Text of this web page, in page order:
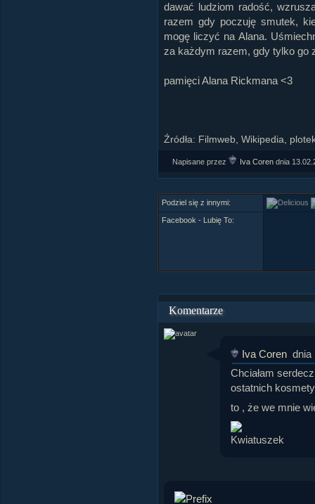
dawać ludziom radość,
razem gdy poczuję smutek,
mogę liczyć na Alana.
za każdym razem, gdy tylko go
pamięci Alana Rickmana <3
Źródła: Filmweb, Wikipedia,
Napisane przez Iva Coren dnia
Podziel się z innymi:
Facebook - Lubię To:
Komentarze
Iva Coren dnia
Chciałam
ostatnich
to , że we mnie